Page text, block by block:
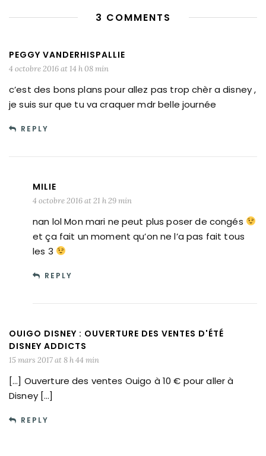
3 COMMENTS
PEGGY VANDERHISPALLIE
4 octobre 2016 at 14 h 08 min
c’est des bons plans pour allez pas trop chèr a disney ,
je suis sur que tu va craquer mdr belle journée
REPLY
MILIE
4 octobre 2016 at 21 h 29 min
nan lol Mon mari ne peut plus poser de congés
et ça fait un moment qu’on ne l’a pas fait tous
les 3
REPLY
OUIGO DISNEY : OUVERTURE DES VENTES D'ÉTÉ
DISNEY ADDICTS
15 mars 2017 at 8 h 44 min
[…] Ouverture des ventes Ouigo à 10 € pour aller à
Disney […]
REPLY